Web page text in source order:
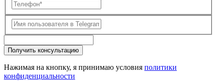
Получить консультацию
Нажимая на кнопку, я принимаю условия политики
конфиденциальности